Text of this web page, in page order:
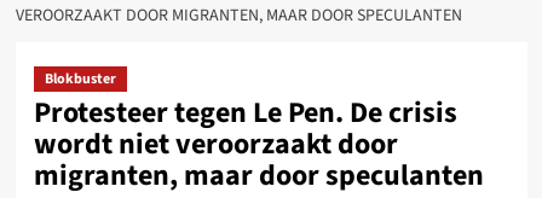
VEROORZAAKT DOOR MIGRANTEN, MAAR DOOR SPECULANTEN
Blokbuster
Protesteer tegen Le Pen. De crisis
wordt niet veroorzaakt door
migranten, maar door speculanten